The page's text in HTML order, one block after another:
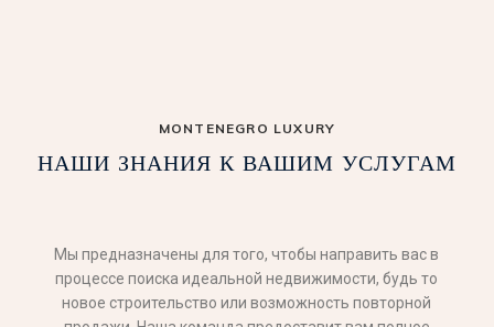
MONTENEGRO LUXURY
НАШИ ЗНАНИЯ К ВАШИМ УСЛУГАМ
Мы предназначены для того, чтобы направить вас в
процессе поиска идеальной недвижимости, будь то
новое строительство или возможность повторной